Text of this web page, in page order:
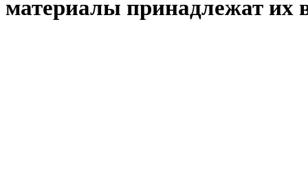
материалы принадлежат их